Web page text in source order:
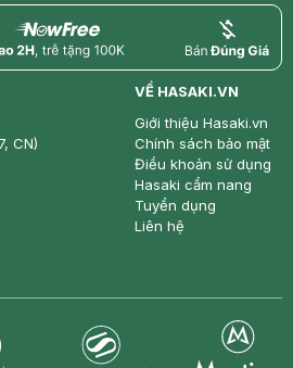
price
CN)
VỀ HASAKI.VN
Giới thiệu Hasaki.vn
Chính sách bảo mật
Điều khoản sử dụng
Hasaki cẩm nang
Tuyển dụng
Liên hệ